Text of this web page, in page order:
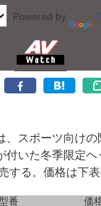
Powered by
ファー付きヘッドフ
」も。計4モデル
スポーツ向けの
付いた冬季限定
する。価格は下表
番
価